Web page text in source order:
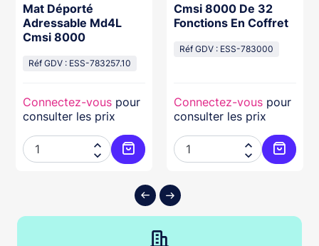
au panier
Mat Déporté
Adressable Md4L
Cmsi 8000
Réf GDV : ESS-783257.10
Connectez-vous pour
consulter les prix


Ajouter au panier
Cmsi 8000 De 32
Fonctions En Coffret
Réf GDV : ESS-783000
Connectez-vous pour
consulter les prix

